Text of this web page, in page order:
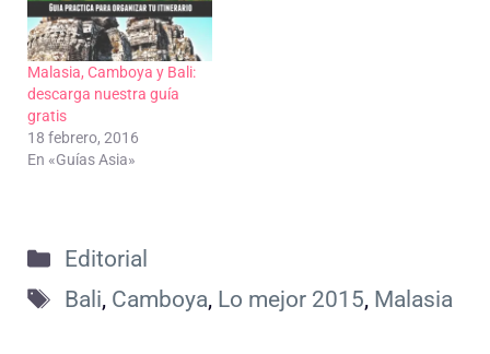
Malasia, Camboya y Bali:
descarga nuestra guía
gratis
18 febrero, 2016
En «Guías Asia»
Categorías
Editorial
Etiquetas
Bali, Camboya, Lo mejor 2015, Malasia